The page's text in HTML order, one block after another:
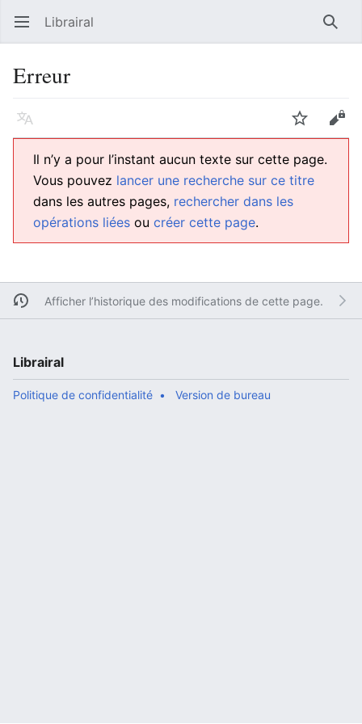
Ouvrir le menu principal Librairal
Erreur
Langue Suivre
Il n’y a pour l’instant aucun texte sur cette page.
Vous pouvez lancer une recherche sur ce titre
dans les autres pages, rechercher dans les
opérations liées ou créer cette page.
Afficher l’historique des modifications de cette page.
Librairal
Politique de confidentialité Version de bureau